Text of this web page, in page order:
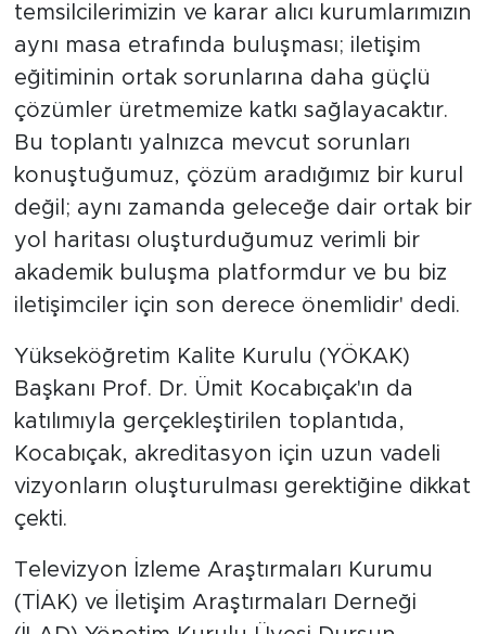
temsilcilerimizin ve karar alıcı kurumlarımızın
aynı masa etrafında buluşması; iletişim
eğitiminin ortak sorunlarına daha güçlü
çözümler üretmemize katkı sağlayacaktır.
Bu toplantı yalnızca mevcut sorunları
konuştuğumuz, çözüm aradığımız bir kurul
değil; aynı zamanda geleceğe dair ortak bir
yol haritası oluşturduğumuz verimli bir
akademik buluşma platformdur ve bu biz
iletişimciler için son derece önemlidir' dedi.
Yükseköğretim Kalite Kurulu (YÖKAK)
Başkanı Prof. Dr. Ümit Kocabıçak'ın da
katılımıyla gerçekleştirilen toplantıda,
Kocabıçak, akreditasyon için uzun vadeli
vizyonların oluşturulması gerektiğine dikkat
çekti.
Televizyon İzleme Araştırmaları Kurumu
(TİAK) ve İletişim Araştırmaları Derneği